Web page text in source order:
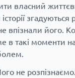
власний
згадуються
впізнали його.
такі моменти
не